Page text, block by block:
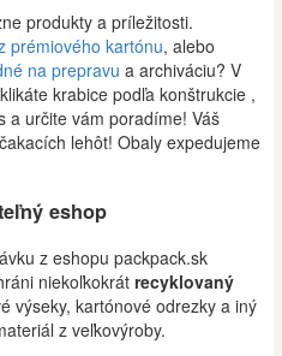
produkty a príležitosti.
prémiového kartónu, alebo
na prepravu a archiváciu? V
krabice podľa konštrukcie ,
a určite vám poradíme! Váš
lehôt! Obaly expedujeme
eshop
z eshopu packpack.sk
niekoľkokrát recyklovaný
výseky, kartónové odrezky a iný
z veľkovýroby.